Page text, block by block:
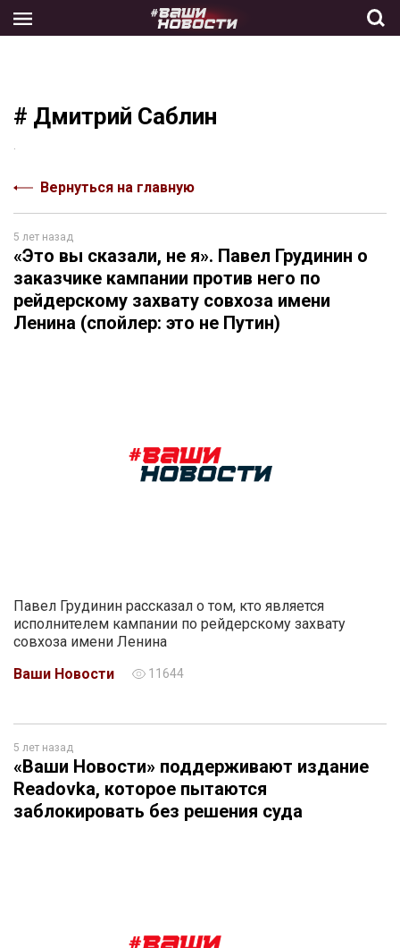
the
# Дмитрий Саблин
Вернуться на главную
5 лет назад
«Это вы сказали, не я». Павел Грудинин о
заказчике кампании против него по
рейдерскому захвату совхоза имени
Ленина (спойлер: это не Путин)
Павел Грудинин рассказал о том, кто является
исполнителем кампании по рейдерскому захвату
совхоза имени Ленина
Ваши Новости
11644
5 лет назад
«Ваши Новости» поддерживают издание
Readovka, которое пытаются
заблокировать без решения суда